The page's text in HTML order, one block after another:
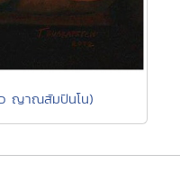
ว ญาณสัมปันโน)